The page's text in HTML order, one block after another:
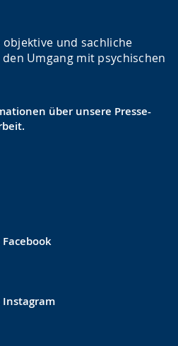
und sachliche
Umgang mit psychischen
über unsere Presse-